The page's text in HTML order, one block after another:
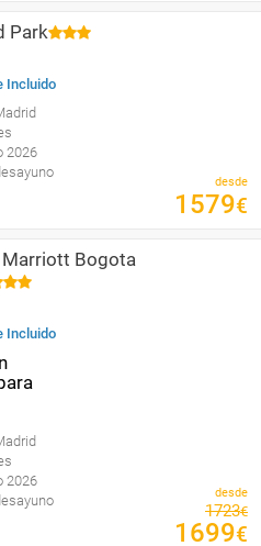
Park
Incluido
2026
desde
1579€
Marriott Bogota
Incluido
2026
desde
1723€
1699€